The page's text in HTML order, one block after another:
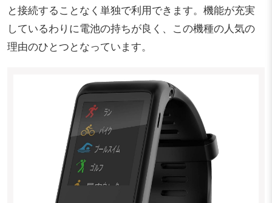
と接続することなく単独で利用できます。機能が充実
しているわりに電池の持ちが良く、この機種の人気の
理由のひとつとなっています。